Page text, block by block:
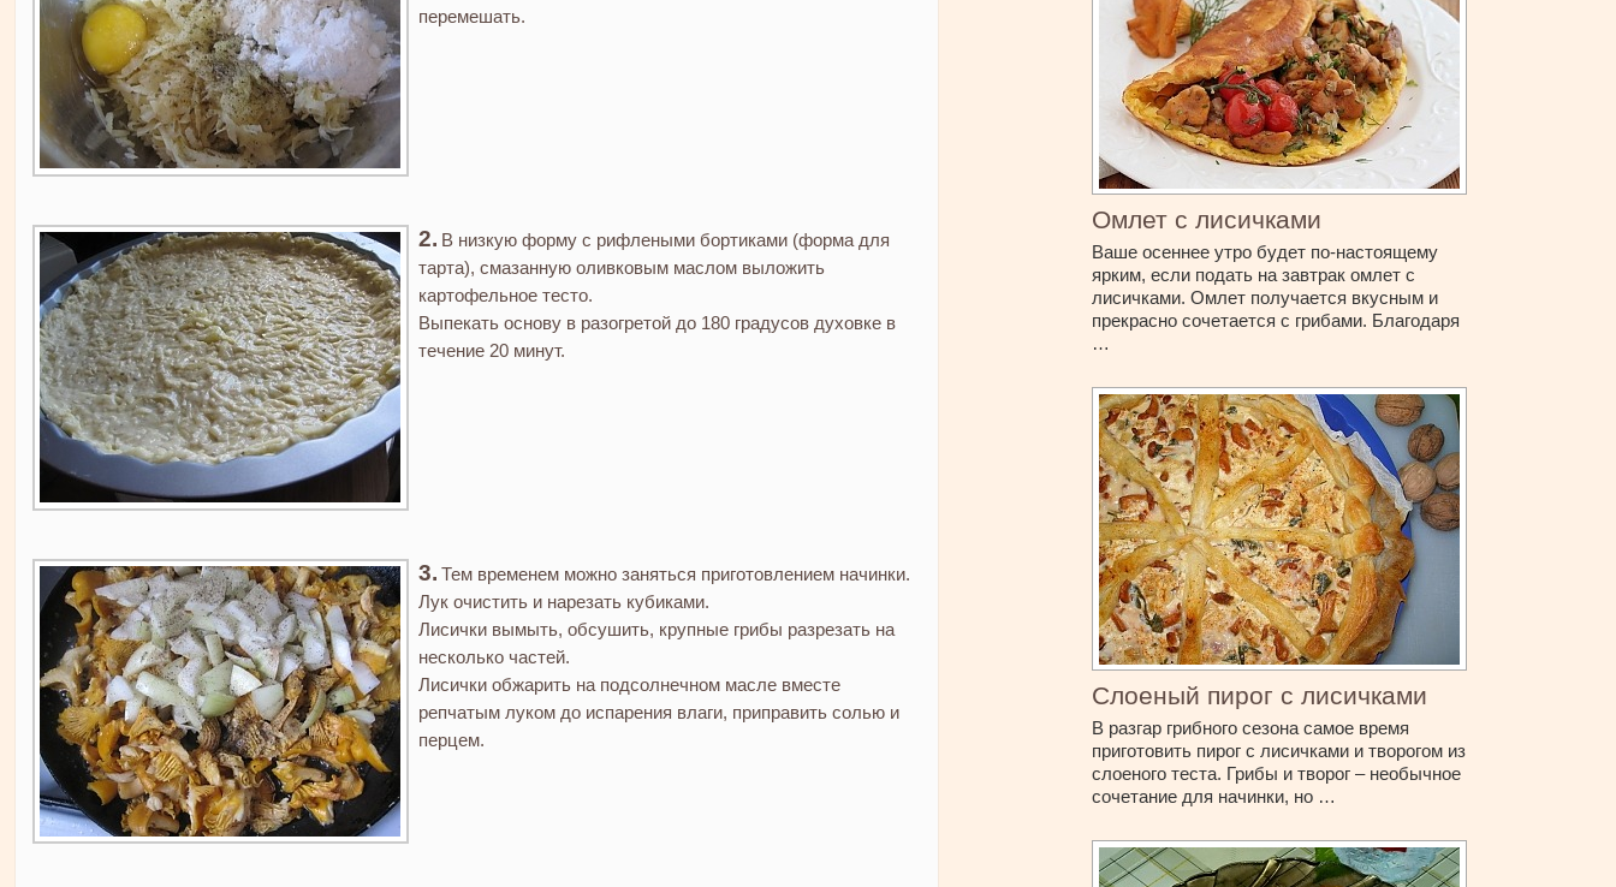
перемешать.
В низкую форму с рифлеными бортиками (форма для
тарта), смазанную оливковым маслом выложить
картофельное тесто.
Выпекать основу в разогретой до 180 градусов духовке в
течение 20 минут.
Тем временем можно заняться приготовлением начинки.
Лук очистить и нарезать кубиками.
Лисички вымыть, обсушить, крупные грибы разрезать на
несколько частей.
Лисички обжарить на подсолнечном масле вместе
репчатым луком до испарения влаги, приправить солью и
перцем.
Омлет с лисичками
Ваше осеннее утро будет по-настоящему
ярким, если подать на завтрак омлет с
лисичками. Омлет получается вкусным и
прекрасно сочетается с грибами. Благодаря
…
Слоеный пирог с лисичками
В разгар грибного сезона самое время
приготовить пирог с лисичками и творогом из
слоеного теста. Грибы и творог – необычное
сочетание для начинки, но …